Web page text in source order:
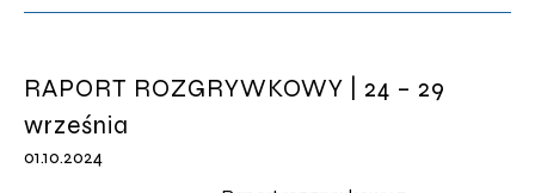
Partyzant Targowiska / Liga
CZWARTEK – 3 PAŹDZIERNKA
RAPORT ROZGRYWKOWY | 24 – 29
września
01.10.2024